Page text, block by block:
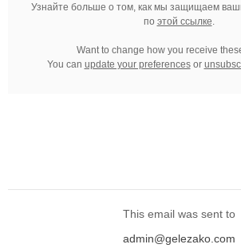
Узнайте больше о том, как мы защищаем
по этой ссылке
Want to change how you receive
You can update your preferencesor
This email was sent to
admin@gelezako.com